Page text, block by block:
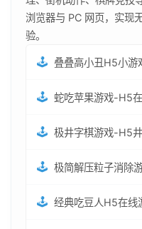
浏览器与 PC 网页，实现
验。
🕹️
🕹️
🕹️
🕹️
🕹️